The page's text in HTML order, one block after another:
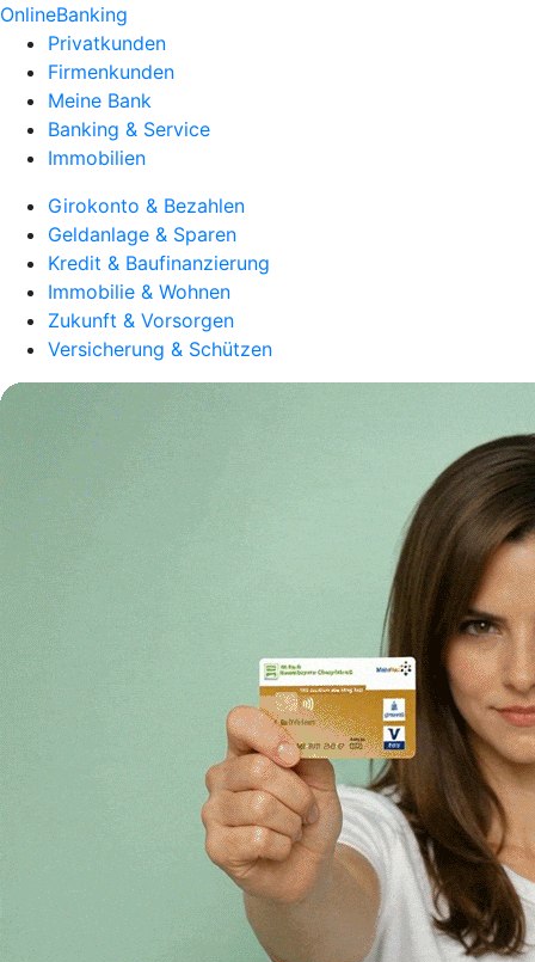
OnlineBanking
Privatkunden
Firmenkunden
Meine Bank
Banking & Service
Immobilien
Girokonto & Bezahlen
Geldanlage & Sparen
Kredit & Baufinanzierung
Immobilie & Wohnen
Zukunft & Vorsorgen
Versicherung & Schützen